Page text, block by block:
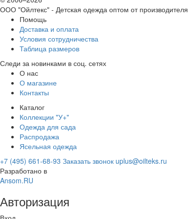
ООО "Ойлтекс" - Детская одежда оптом от производителя
Помощь
Доставка и оплата
Условия сотрудничества
Таблица размеров
Следи за новинками в соц. сетях
О нас
О магазине
Контакты
Каталог
Коллекции "У+"
Одежда для сада
Распродажа
Ясельная одежда
+7 (495) 661-68-93 Заказать звонок uplus@oilteks.ru
Разработано в
Ansom.RU
Авторизация